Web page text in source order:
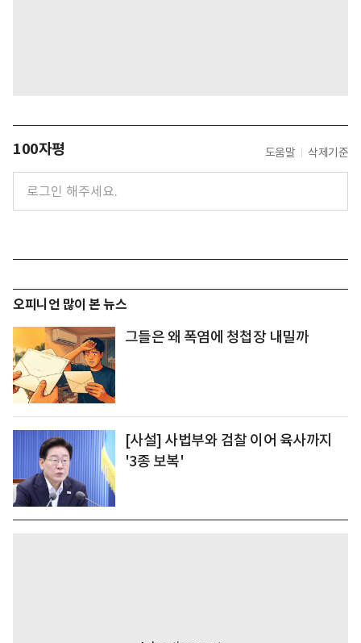
100자평 도움말 삭제기준
오피니언 많이 본 뉴스
그들은 왜 폭염에 청첩장 내밀까
[사설] 사법부와 검찰 이어 육사까지
'3종 보복'